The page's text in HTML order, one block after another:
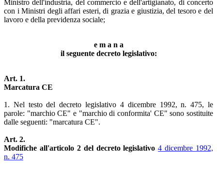
Ministro dell'industria, del commercio e dell'artigianato, di concerto
con i Ministri degli affari esteri, di grazia e giustizia, del tesoro e del
lavoro e della previdenza sociale;
e m a n a
il seguente decreto legislativo:
Art. 1.
Marcatura CE
1. Nel testo del decreto legislativo 4 dicembre 1992, n. 475, le
parole: "marchio CE" e "marchio di conformita' CE" sono sostituite
dalle seguenti: "marcatura CE".
Art. 2.
Modifiche all'articolo 2 del decreto legislativo4 dicembre 1992,
n. 475